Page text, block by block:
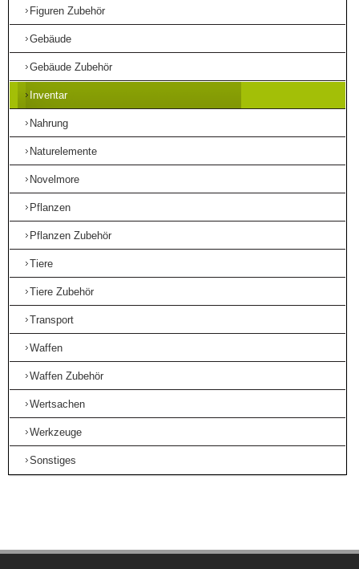
Figuren Zubehör
Gebäude
Gebäude Zubehör
Inventar
Nahrung
Naturelemente
Novelmore
Pflanzen
Pflanzen Zubehör
Tiere
Tiere Zubehör
Transport
Waffen
Waffen Zubehör
Wertsachen
Werkzeuge
Sonstiges